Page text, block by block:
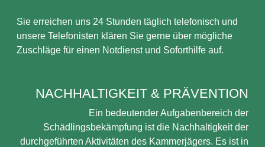
Sie erreichen uns 24 Stunden täglich telefonisch und
unsere Telefonisten klären Sie gerne über mögliche
Zuschläge für einen Notdienst und Soforthilfe auf.
NACHHALTIGKEIT & PRÄVENTION
Ein bedeutender Aufgabenbereich der
Schädlingsbekämpfung ist die Nachhaltigkeit der
durchgeführten Aktivitäten des Kammerjägers. Es ist in